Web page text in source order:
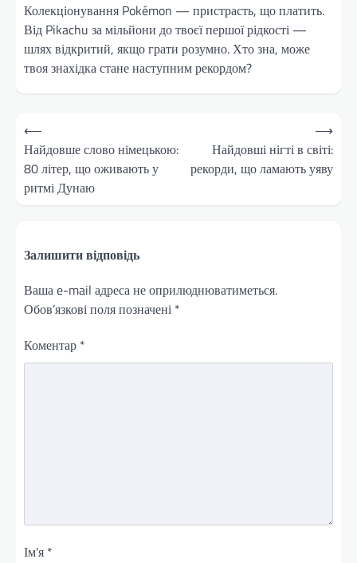
Колекціонування Pokémon — пристрасть, що платить.
Від Pikachu за мільйони до твоєї першої рідкості —
шлях відкритий, якщо грати розумно. Хто зна, може
твоя знахідка стане наступним рекордом?
Навігація
записів
⟵
Найдовше слово німецькою:
80 літер, що оживають у
ритмі Дунаю
Найдовші нігті в світі:
рекорди, що ламають уяву
⟶
Залишити відповідь
Ваша e-mail адреса не оприлюднюватиметься.
Обов’язкові поля позначені *
Коментар *
Ім'я *